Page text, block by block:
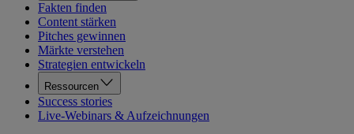
Fakten finden
Content stärken
Pitches gewinnen
Märkte verstehen
Strategien entwickeln
Ressourcen
Success stories
Live-Webinars & Aufzeichnungen